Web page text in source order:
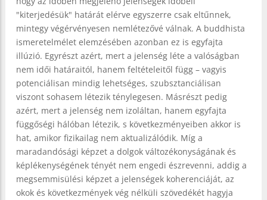
"kiterjedésük" határát elérve egyszerre csak eltűnnek,
mintegy végérvényesen nemlétezővé válnak. A buddhista
ismeretelmélet elemzésében azonban ez is egyfajta
illúzió. Egyrészt azért, mert a jelenség léte a valóságban
nem idői határaitól, hanem feltételeitől függ – vagyis
potenciálisan mindig lehetséges, szubsztanciálisan
viszont sohasem létezik ténylegesen. Másrészt pedig
azért, mert a jelenség nem izoláltan, hanem egyfajta
függőségi hálóban létezik, s következményeiben akkor is
hat, amikor fizikailag nem aktualizálódik. Míg a
maradandósági képzet a dolgok változékonyságának és
képlékenységének tényét nem engedi észrevenni, addig a
megsemmisülési képzet a jelenségek koherenciáját, az
okok és következmények vég nélküli szövedékét hagyja